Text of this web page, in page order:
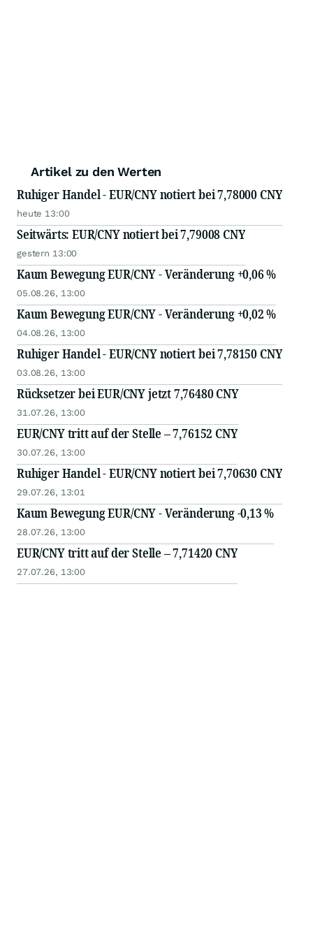
Artikel zu den Werten
Ruhiger Handel - EUR/CNY notiert bei 7,78000 CNY
heute 13:00
Seitwärts: EUR/CNY notiert bei 7,79008 CNY
gestern 13:00
Kaum Bewegung EUR/CNY - Veränderung +0,06 %
05.08.26, 13:00
Kaum Bewegung EUR/CNY - Veränderung +0,02 %
04.08.26, 13:00
Ruhiger Handel - EUR/CNY notiert bei 7,78150 CNY
03.08.26, 13:00
Rücksetzer bei EUR/CNY jetzt 7,76480 CNY
31.07.26, 13:00
EUR/CNY tritt auf der Stelle – 7,76152 CNY
30.07.26, 13:00
Ruhiger Handel - EUR/CNY notiert bei 7,70630 CNY
29.07.26, 13:01
Kaum Bewegung EUR/CNY - Veränderung -0,13 %
28.07.26, 13:00
EUR/CNY tritt auf der Stelle – 7,71420 CNY
27.07.26, 13:00